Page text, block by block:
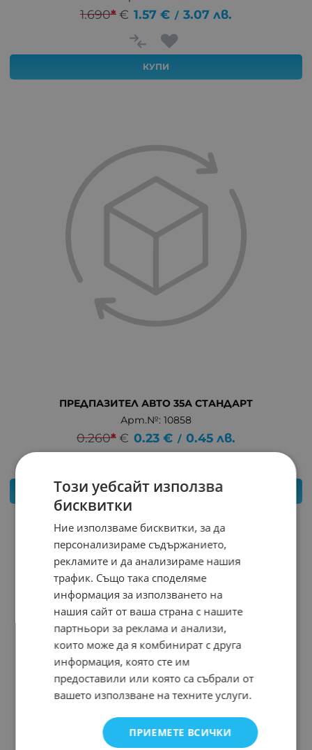
1.690*€ 1.57 € / 3.07 лв.
КУПИ
ПРЕДПАЗИТЕЛ АВТО 35А СТАНДАРТ
Арт.№: 10858
0.260*€ 0.23 € / 0.45 лв.
КУПИ
Този уебсайт използва
бисквитки
Ние използваме бисквитки, за да
персонализираме съдържанието,
рекламите и да анализираме нашия
трафик. Също така споделяме
информация за използването на
нашия сайт от ваша страна с нашите
партньори за реклама и анализи,
които може да я комбинират с друга
информация, която сте им
предоставили или която са събрали от
вашето използване на техните услуги.
ПРИЕМЕТЕ ВСИЧКИ